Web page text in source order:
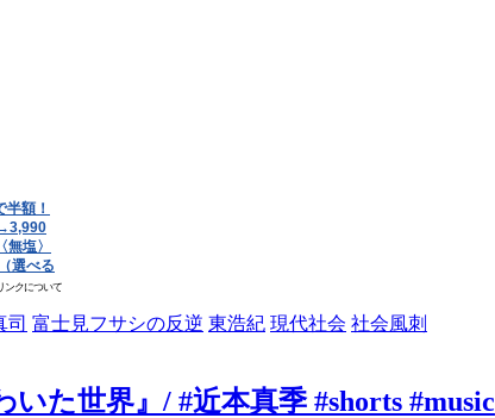
司 富士見フサシの反逆 東浩紀 現代社会 社会風刺
た世界』/ #近本真季 #shorts #music